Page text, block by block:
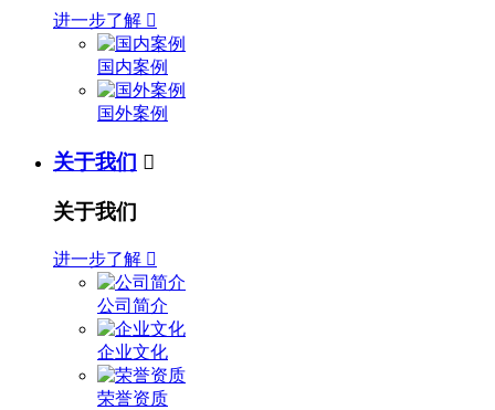
进一步了解 
国内案例
国外案例
关于我们 
关于我们
进一步了解 
公司简介
企业文化
荣誉资质